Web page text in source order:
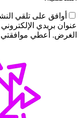
أوافق على تلقي
عنوان بريدي
الغرض. أعطي موافقتي لمدة 5